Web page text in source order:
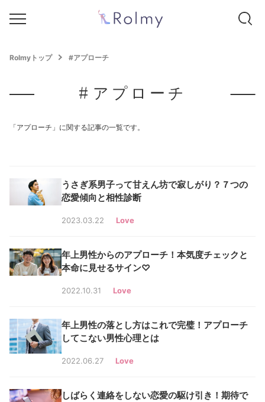
Rolmyトップ #アプローチ
#アプローチ
「アプローチ」に関する記事の一覧です。
うさぎ系男子って甘えん坊で寂しがり？７つの
恋愛傾向と相性診断
2023.03.22 Love
年上男性からのアプローチ！本気度チェックと
本命に見せるサイン♡
2022.10.31 Love
年上男性の落とし方はこれで完璧！アプローチ
してこない男性心理とは
2022.06.27 Love
しばらく連絡をしない恋愛の駆け引き！期待で